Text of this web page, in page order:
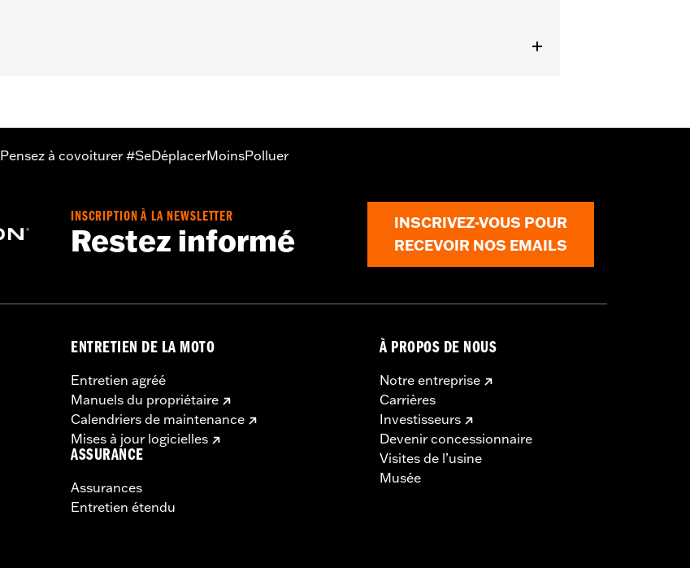
Pensez à covoiturer #SeDéplacerMoinsPolluer
INSCRIPTION À LA NEWSLETTER
Restez informé
INSCRIVEZ-VOUS POUR
RECEVOIR NOS EMAILS
ENTRETIEN DE LA MOTO
Entretien agréé
Manuels du propriétaire
Calendriers de maintenance
Mises à jour logicielles
ASSURANCE
Assurances
Entretien étendu
À PROPOS DE NOUS
Notre entreprise
Carrières
Investisseurs
Devenir concessionnaire
Visites de l’usine
Musée